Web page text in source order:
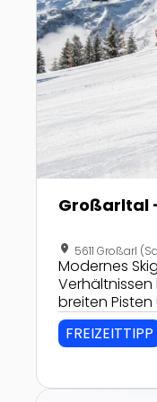
Großarltal
location_on 5611 Großarl
Modernes
breiten
erwartet Sie
Großarltal-
amadé -
FREIZEITTIPP
Zur Detailseite